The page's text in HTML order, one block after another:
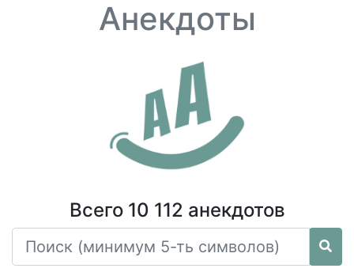
Анекдоты
Всего 10 112 анекдотов